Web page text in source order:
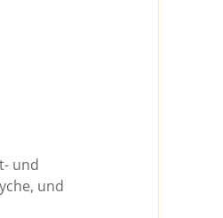
und
und